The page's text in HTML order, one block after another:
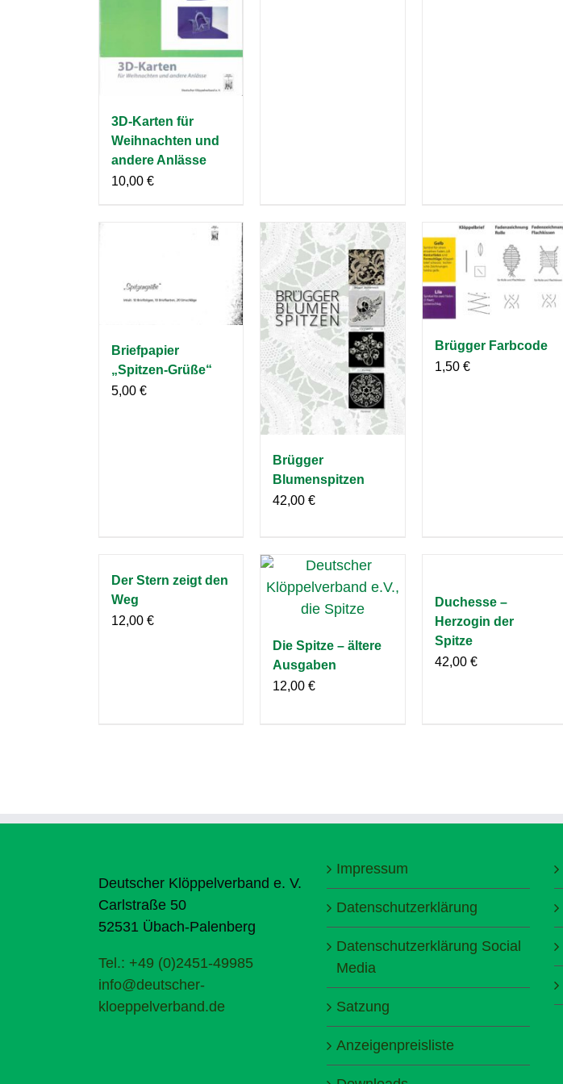
3D-Karten für
Weihnachten und
andere Anlässe
10,00 €
Briefpapier
„Spitzen-Grüße“
5,00 €
Brügger
Blumenspitzen
42,00€
Brügger Farbcode
1,50 €
Der Stern zeigt den
Weg
12,00 €
Die Spitze – ältere
Ausgaben
12,00€
Duchesse –
Herzogin der
Spitze
42,00 €
Deutscher Klöppelverband e. V.
Carlstraße 50
52531 Übach-Palenberg
Tel.: +49 (0)2451-49985
info@deutscher-
kloeppelverband.de
Impressum
Datenschutzerklärung
Datenschutzerklärung Social
Media
Satzung
Anzeigenpreisliste